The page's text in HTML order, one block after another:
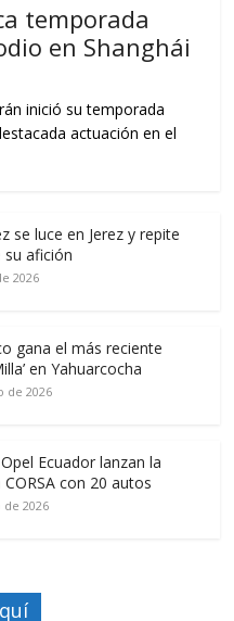
temporada
en Shanghái
inició su temporada
actuación en el
se luce en Jerez y repite
su afición
2026
gana el más reciente
en Yahuarcocha
de 2026
Ecuador lanzan la
con 20 autos
2026